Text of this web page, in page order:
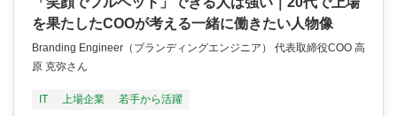
を果たしたCOOが考える一緒に働きたい人物像
Branding Engineer（ブランディングエンジニア） 代表取締役COO 高
原 克弥さん
IT 上場企業 若手から活躍